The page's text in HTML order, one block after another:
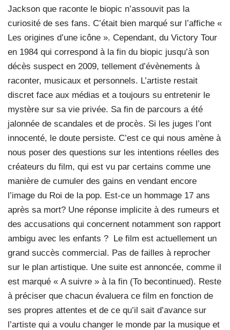
Jackson que raconte le biopic n’assouvit pas la
curiosité de ses fans. C’était bien marqué sur l’affiche «
Les origines d’une icône ». Cependant, du Victory Tour
en 1984 qui correspond à la fin du biopic jusqu’à son
décès suspect en 2009, tellement d’évènements à
raconter, musicaux et personnels. L’artiste restait
discret face aux médias et a toujours su entretenir le
mystère sur sa vie privée. Sa fin de parcours a été
jalonnée de scandales et de procès. Si les juges l’ont
innocenté, le doute persiste. C’est ce qui nous amène à
nous poser des questions sur les intentions réelles des
créateurs du film, qui est vu par certains comme une
manière de cumuler des gains en vendant encore
l’image du Roi de la pop. Est-ce un hommage 17 ans
après sa mort? Une réponse implicite à des rumeurs et
des accusations qui concernent notamment son rapport
ambigu avec les enfants ? Le film est actuellement un
grand succès commercial. Pas de failles à reprocher
sur le plan artistique. Une suite est annoncée, comme il
est marqué « A suivre » à la fin (To becontinued). Reste
à préciser que chacun évaluera ce film en fonction de
ses propres attentes et de ce qu’il sait d’avance sur
l’artiste qui a voulu changer le monde par la musique et